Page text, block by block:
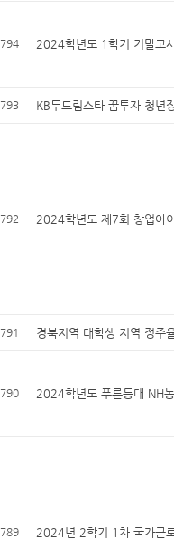
794 2024학년도 1학기 기말고
793 KB두드림스타 꿈투자 청년
792 2024학년도 제7회 창업아
791 경북지역 대학생 지역 정주
790 2024학년도 푸른등대 NH
789 2024년 2학기 1차 국가근